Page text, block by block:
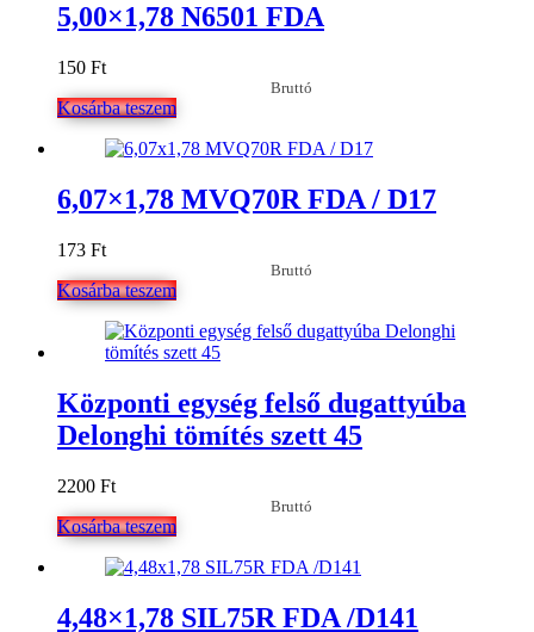
5,00×1,78 N6501 FDA
150 Ft
Bruttó
Kosárba teszem
6,07×1,78 MVQ70R FDA / D17
173 Ft
Bruttó
Kosárba teszem
Központi egység felső dugattyúba
Delonghi tömítés szett 45
2200 Ft
Bruttó
Kosárba teszem
4,48×1,78 SIL75R FDA /D141